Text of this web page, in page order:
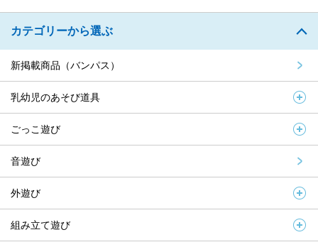
カテゴリーから選ぶ
新掲載商品（バンパス）
乳幼児のあそび道具
ごっこ遊び
音遊び
外遊び
組み立て遊び